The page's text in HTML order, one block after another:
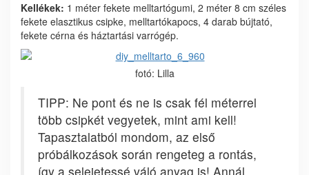
Kellékek: 1 méter fekete melltartógumi, 2 méter 8 cm széles
fekete elasztikus csipke, melltartókapocs, 4 darab bújtató,
fekete cérna és háztartási varrógép.
fotó: Lilla
TIPP: Ne pont és ne is csak fél méterrel
több csipkét vegyetek, mint ami kell!
Tapasztalatból mondom, az első
próbálkozások során rengeteg a rontás,
így a selejetessé váló anyag is! Annál